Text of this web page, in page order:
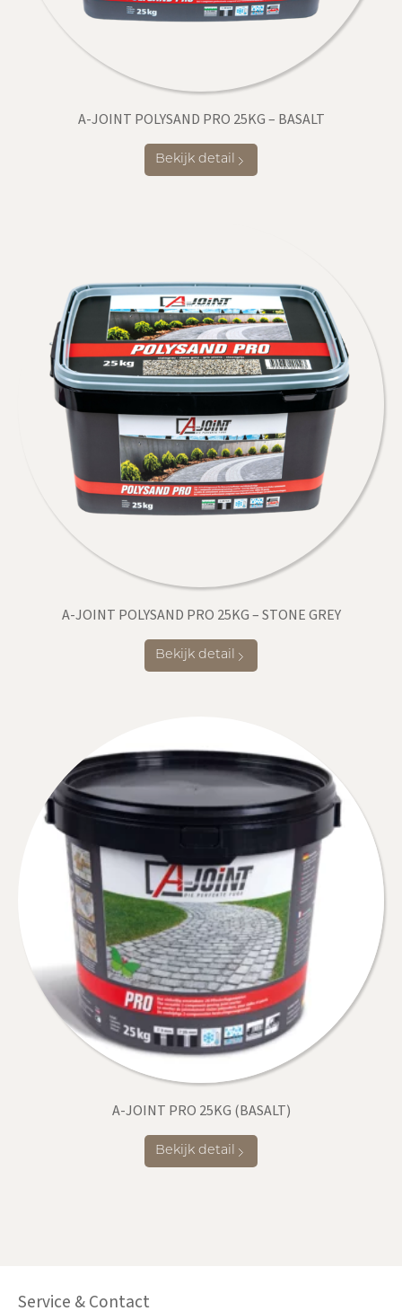
A-JOINT POLYSAND PRO 25KG – BASALT
Bekijk detail
A-JOINT POLYSAND PRO 25KG – STONE GREY
Bekijk detail
A-JOINT PRO 25KG (BASALT)
Bekijk detail
Service & Contact